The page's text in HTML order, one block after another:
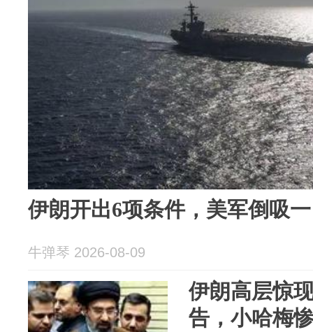
伊朗开出6项条件，美军倒吸
牛弹琴 2026-08-09
伊朗高层惊
告，小哈梅